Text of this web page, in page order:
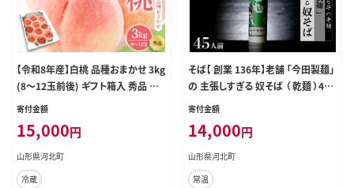
【令和8年産】白桃 品種おまかせ 3kg
(8～12玉前後) ギフト箱入 秀品 山
形県産 【山形eLab】 ka074-008-r8
寄付金額
15,000円
山形県河北町
冷蔵
そば【 創業 136年】老舗 「今田製麺」
の 主張しすぎる 奴そば （ 乾麺 ）45
人前（280g×15把）
寄付金額
14,000円
山形県河北町
常温